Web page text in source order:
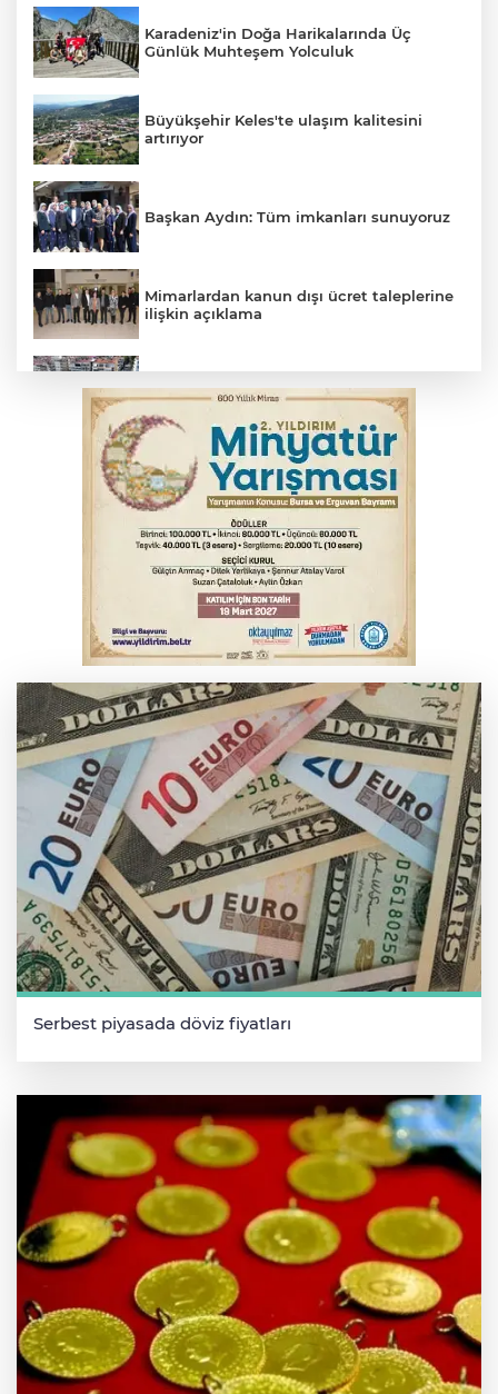
Karadeniz'in Doğa Harikalarında Üç
Günlük Muhteşem Yolculuk
Büyükşehir Keles'te ulaşım kalitesini
artırıyor
Başkan Aydın: Tüm imkanları sunuyoruz
Mimarlardan kanun dışı ücret taleplerine
ilişkin açıklama
Başkan Dalgıç: Denizler halkındır
Bursa'da tavuk çiftliğinde yangın
Bursa'da kontrolden çıkan araç orta
refüje çıktı
Bursa'da akıma kapılan mühendis ağır
yaralandı
Serbest piyasada döviz fiyatları